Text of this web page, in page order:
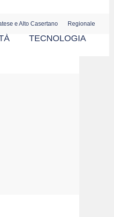
e Alto Casertano Regionale
TECNOLOGIA